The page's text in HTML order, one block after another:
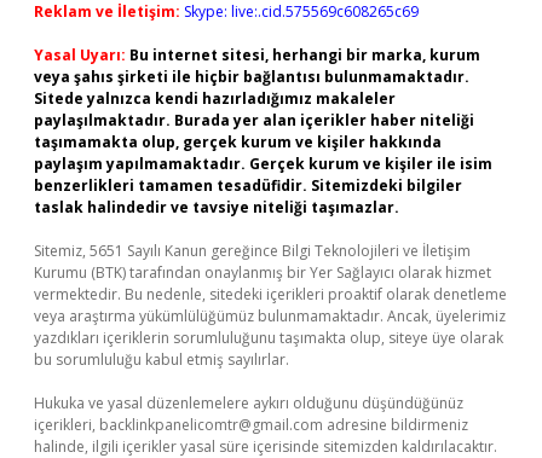
Reklam ve İletişim: Skype: live:.cid.575569c608265c69
Yasal Uyarı: Bu internet sitesi, herhangi bir marka, kurum
veya şahıs şirketi ile hiçbir bağlantısı bulunmamaktadır.
Sitede yalnızca kendi hazırladığımız makaleler
paylaşılmaktadır. Burada yer alan içerikler haber niteliği
taşımamakta olup, gerçek kurum ve kişiler hakkında
paylaşım yapılmamaktadır. Gerçek kurum ve kişiler ile isim
benzerlikleri tamamen tesadüfidir. Sitemizdeki bilgiler
taslak halindedir ve tavsiye niteliği taşımazlar.
Sitemiz, 5651 Sayılı Kanun gereğince Bilgi Teknolojileri ve İletişim
Kurumu (BTK) tarafından onaylanmış bir Yer Sağlayıcı olarak hizmet
vermektedir. Bu nedenle, sitedeki içerikleri proaktif olarak denetleme
veya araştırma yükümlülüğümüz bulunmamaktadır. Ancak, üyelerimiz
yazdıkları içeriklerin sorumluluğunu taşımakta olup, siteye üye olarak
bu sorumluluğu kabul etmiş sayılırlar.
Hukuka ve yasal düzenlemelere aykırı olduğunu düşündüğünüz
içerikleri, backlinkpanelicomtr@gmail.com adresine bildirmeniz
halinde, ilgili içerikler yasal süre içerisinde sitemizden kaldırılacaktır.